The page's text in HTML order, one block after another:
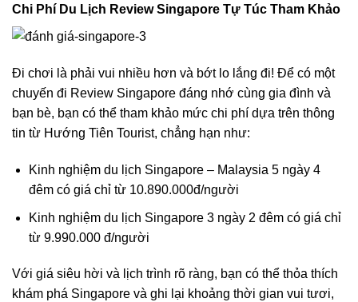
Chi Phí Du Lịch Review Singapore Tự Túc Tham Khảo
Đi chơi là phải vui nhiều hơn và bớt lo lắng đi! Để có một
chuyến đi Review Singapore đáng nhớ cùng gia đình và
bạn bè, bạn có thể tham khảo mức chi phí dựa trên thông
tin từ Hướng Tiên Tourist, chẳng hạn như:
Kinh nghiệm du lịch Singapore – Malaysia 5 ngày 4
đêmcó giá chỉ từ 10.890.000đ/người
Kinh nghiệm du lịch Singapore 3 ngày 2 đêmcó giá chỉ
từ 9.990.000 đ/người
Với giá siêu hời và lịch trình rõ ràng, bạn có thể thỏa thích
khám phá Singapore và ghi lại khoảng thời gian vui tươi,